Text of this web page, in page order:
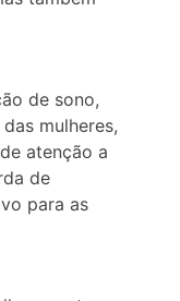
de sono,
mulheres,
atenção a
de
para as